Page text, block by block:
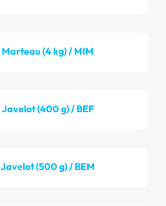
Marteau (4 kg) / MIM
Javelot (400 g) / BEF
Javelot (500 g) / BEM